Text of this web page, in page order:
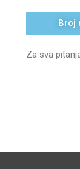
Broj
Za sva